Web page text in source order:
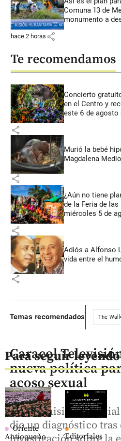
Comuna 13 de
monumento a
hace 2 horas share
Te recomendamos
Concierto
en el Centro y
este 6 de agosto
share
Murió la bebé
Magdalena Medio
share
¿Aún no tiene
de la Feria de
miércoles 5 de
share
Adiós a Alfonso
vida entre el
share
Temas recomendados The
Para seguir leyendo
Oriente
Antioqueño
Editoriales
Caracol
nueva política
acoso sexual
Una Comisión
dio un diagnóstico tras